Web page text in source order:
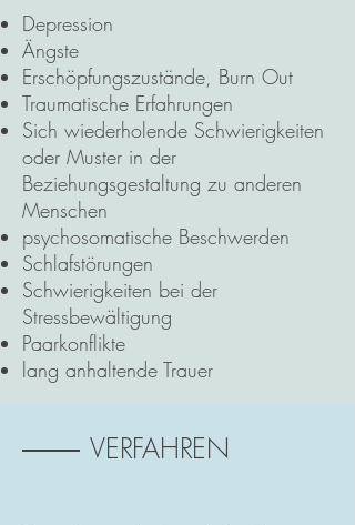
Depression
Ängste
Erschöpfungszustände, Burn Out
Traumatische Erfahrungen
Sich wiederholende Schwierigkeiten
oder Muster in der
Beziehungsgestaltung zu anderen
Menschen
psychosomatische Beschwerden
Schlafstörungen
Schwierigkeiten bei der
Stressbewältigung
Paarkonflikte
lang anhaltende Trauer
VERFAHREN